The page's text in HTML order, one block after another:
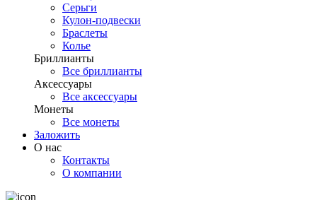
Серьги
Кулон-подвески
Браслеты
Колье
Бриллианты
Все бриллианты
Аксессуары
Все аксессуары
Монеты
Все монеты
Заложить
О нас
Контакты
О компании